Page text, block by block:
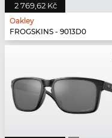
2 769,62 Kč
Oakley
FROGSKINS - 9013D0